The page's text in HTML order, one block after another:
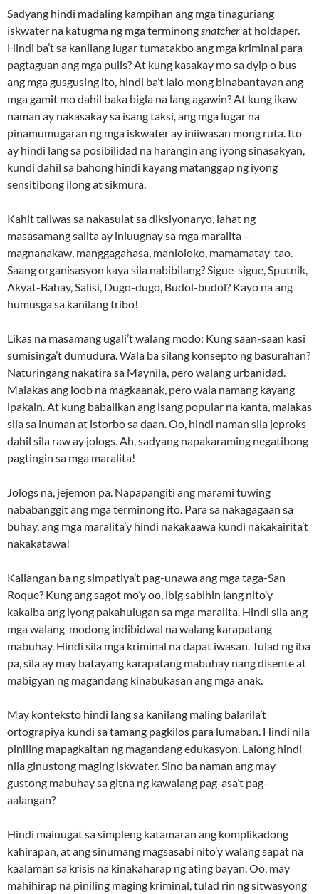
Sadyang hindi madaling kampihan ang mga tinaguriang
iskwater na katugma ng mga terminongsnatcherat holdaper.
Hindi ba’t sa kanilang lugar tumatakbo ang mga kriminal para
pagtaguan ang mga pulis? At kung kasakay mo sa dyip o bus
ang mga gusgusing ito, hindi ba’t lalo mong binabantayan ang
mga gamit mo dahil baka bigla na lang agawin? At kung ikaw
naman ay nakasakay sa isang taksi, ang mga lugar na
pinamumugaran ng mga iskwater ay iniiwasan mong ruta. Ito
ay hindi lang sa posibilidad na harangin ang iyong sinasakyan,
kundi dahil sa bahong hindi kayang matanggap ng iyong
sensitibong ilong at sikmura.
Kahit taliwas sa nakasulat sa diksiyonaryo, lahat ng
masasamang salita ay iniuugnay sa mga maralita –
magnanakaw, manggagahasa, manloloko, mamamatay-tao.
Saang organisasyon kaya sila nabibilang? Sigue-sigue, Sputnik,
Akyat-Bahay, Salisi, Dugo-dugo, Budol-budol? Kayo na ang
humusga sa kanilang tribo!
Likas na masamang ugali’t walang modo: Kung saan-saan kasi
sumisinga’t dumudura. Wala ba silang konsepto ng basurahan?
Naturingang nakatira sa Maynila, pero walang urbanidad.
Malakas ang loob na magkaanak, pero wala namang kayang
ipakain. At kung babalikan ang isang popular na kanta, malakas
sila sa inuman at istorbo sa daan. Oo, hindi naman sila jeproks
dahil sila raw ay jologs. Ah, sadyang napakaraming negatibong
pagtingin sa mga maralita!
Jologs na, jejemon pa. Napapangiti ang marami tuwing
nababanggit ang mga terminong ito. Para sa nakagagaan sa
buhay, ang mga maralita’y hindi nakakaawa kundi nakakairita’t
nakakatawa!
Kailangan ba ng simpatiya’t pag-unawa ang mga taga-San
Roque? Kung ang sagot mo’y oo, ibig sabihin lang nito’y
kakaiba ang iyong pakahulugan sa mga maralita. Hindi sila ang
mga walang-modong indibidwal na walang karapatang
mabuhay. Hindi sila mga kriminal na dapat iwasan. Tulad ng iba
pa, sila ay may batayang karapatang mabuhay nang disente at
mabigyan ng magandang kinabukasan ang mga anak.
May konteksto hindi lang sa kanilang maling balarila’t
ortograpiya kundi sa tamang pagkilos para lumaban. Hindi nila
piniling mapagkaitan ng magandang edukasyon. Lalong hindi
nila ginustong maging iskwater. Sino ba naman ang may
gustong mabuhay sa gitna ng kawalang pag-asa’t pag-
aalangan?
Hindi maiuugat sa simpleng katamaran ang komplikadong
kahirapan, at ang sinumang magsasabi nito’y walang sapat na
kaalaman sa krisis na kinakaharap ng ating bayan. Oo, may
mahihirap na piniling maging kriminal, tulad rin ng sitwasyong